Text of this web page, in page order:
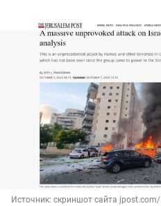
Источник: скриншот сайта jpost.com/